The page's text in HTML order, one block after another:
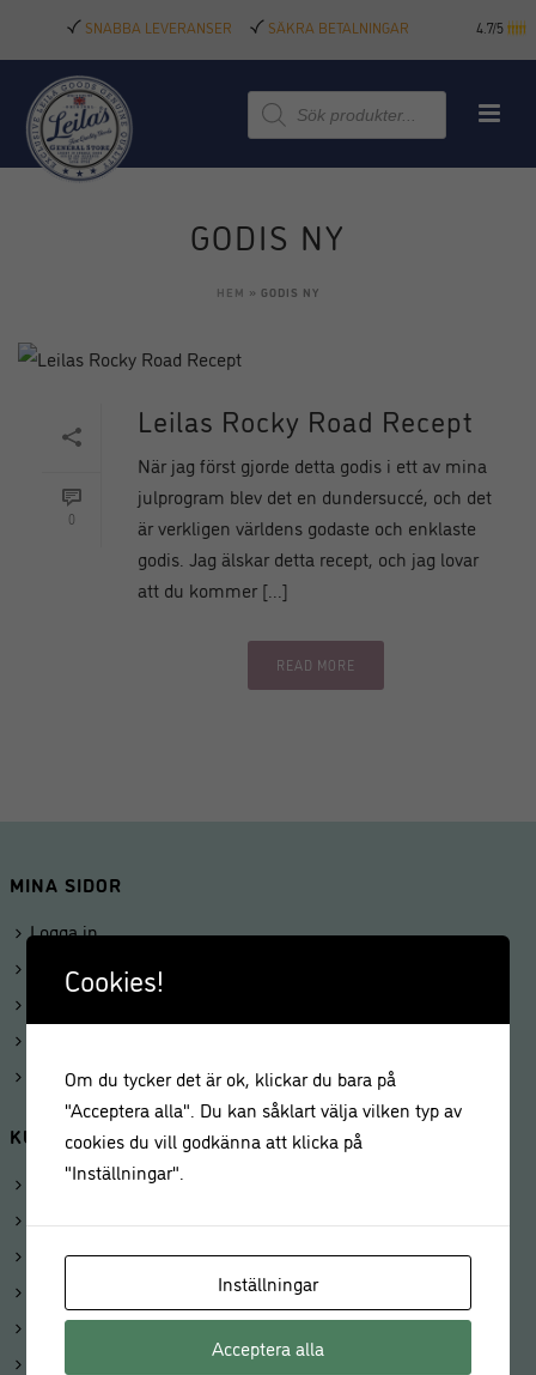
SNABBA LEVERANSER SÄKRA BETALNINGAR 4.7/5
Produktsökning
GODIS NY
HEM » GODIS NY
0
Leilas Rocky Road Recept
När jag först gjorde detta godis i ett av mina
julprogram blev det en dundersuccé, och det
är verkligen världens godaste och enklaste
godis. Jag älskar detta recept, och jag lovar
att du kommer [...]
READ MORE
MINA SIDOR
Logga in
Mitt konto
Våra butiker
KUNDSERVICE
Köp presentkort
Kontakta oss
Priser och betalning
Cookies!
Om du tycker det är ok, klickar du bara på
"Acceptera alla". Du kan såklart välja vilken typ av
cookies du vill godkänna att klicka på
"Inställningar".
Inställningar
Acceptera alla